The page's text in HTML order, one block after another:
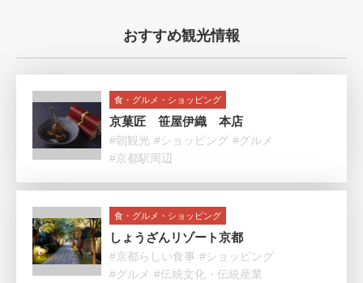
おすすめ観光情報
食・グルメ・ショッピング
京菓匠 笹屋伊織 本店
#朝観光 #ショッピング #グルメ
#京都駅周辺
食・グルメ・ショッピング
しょうざんリゾート京都
#京都らしい食事 #ショッピング
#グルメ #伝統文化・伝統産業